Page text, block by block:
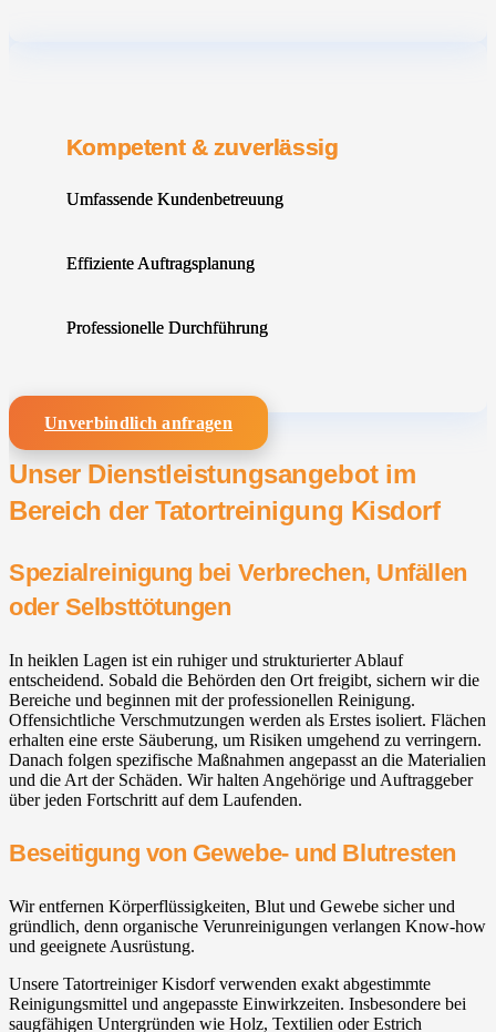
Kompetent & zuverlässig
Umfassende Kundenbetreuung
Effiziente Auftragsplanung
Professionelle Durchführung
Unverbindlich anfragen
Unser Dienstleistungsangebot im
Bereich der Tatortreinigung Kisdorf
Spezialreinigung bei Verbrechen, Unfällen
oder Selbsttötungen
In heiklen Lagen ist ein ruhiger und strukturierter Ablauf
entscheidend. Sobald die Behörden den Ort freigibt, sichern wir die
Bereiche und beginnen mit der professionellen Reinigung.
Offensichtliche Verschmutzungen werden als Erstes isoliert. Flächen
erhalten eine erste Säuberung, um Risiken umgehend zu verringern.
Danach folgen spezifische Maßnahmen angepasst an die Materialien
und die Art der Schäden. Wir halten Angehörige und Auftraggeber
über jeden Fortschritt auf dem Laufenden.
Beseitigung von Gewebe- und Blutresten
Wir entfernen Körperflüssigkeiten, Blut und Gewebe sicher und
gründlich, denn organische Verunreinigungen verlangen Know-how
und geeignete Ausrüstung.
Unsere Tatortreiniger Kisdorf verwenden exakt abgestimmte
Reinigungsmittel und angepasste Einwirkzeiten. Insbesondere bei
saugfähigen Untergründen wie Holz, Textilien oder Estrich